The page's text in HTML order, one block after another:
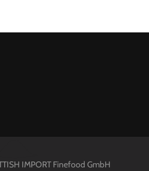
IMPORT Finefood GmbH